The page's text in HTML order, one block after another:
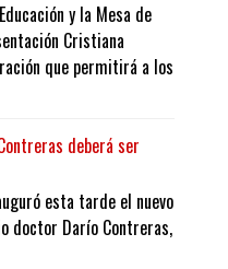
y la Mesa de
Cristiana
que permitirá a los
deberá ser
esta tarde el nuevo
doctor Darío Contreras,